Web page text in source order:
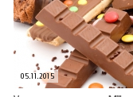
05.11.2015